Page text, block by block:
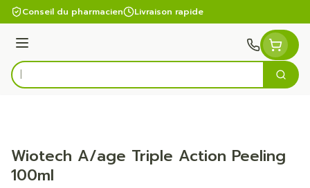
Aller au contenu
Conseil du pharmacien Livraison rapide
Menu
Rechercher
Wiotech A/age Triple Action Peeling
100ml